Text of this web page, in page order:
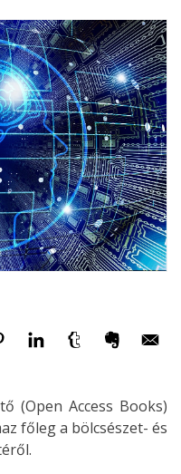
(Open Access Books)
főleg a bölcsészet- és